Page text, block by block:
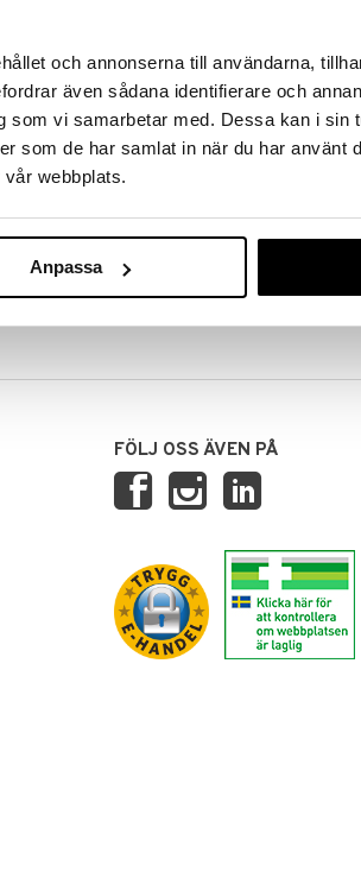
och annonserna till användarna,
även sådana identifierare och
vi samarbetar med. Dessa kan i sin
som de har samlat in när du har använt
webbplats.
Anpassa
lager)
GODKÄND AV
EU-logotypen är symbolen som
godkända av Läkemedelsverket
FÖLJ OSS ÄVEN PÅ